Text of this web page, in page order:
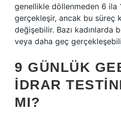
genellikle döllenmeden 6 ila
gerçekleşir, ancak bu süreç
değişebilir. Bazı kadınlarda
veya daha geç
9 GÜNLÜK
IDRAR
MI?